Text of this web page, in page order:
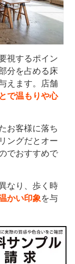
視するポイン
分を占める床
えます。店舗
で温もりや心
お客様に落ち
ングだとオー
でおすすめで
なり、歩く時
かい印象を与